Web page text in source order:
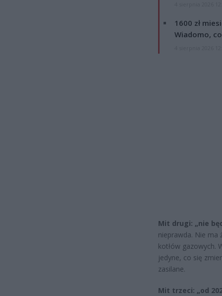
1600 zł
Wiadomo,
Mit drugi: „nie
nieprawda. Nie ma
kotłów gazowych.
jedyne, co się
zasilane.
Mit trzeci: „od